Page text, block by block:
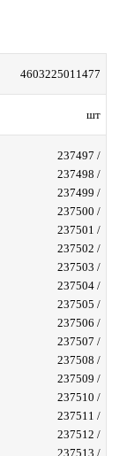
4603225011477
шт
237497 /
237498 /
237499 /
237500 /
237501 /
237502 /
237503 /
237504 /
237505 /
237506 /
237507 /
237508 /
237509 /
237510 /
237511 /
237512 /
237513 /